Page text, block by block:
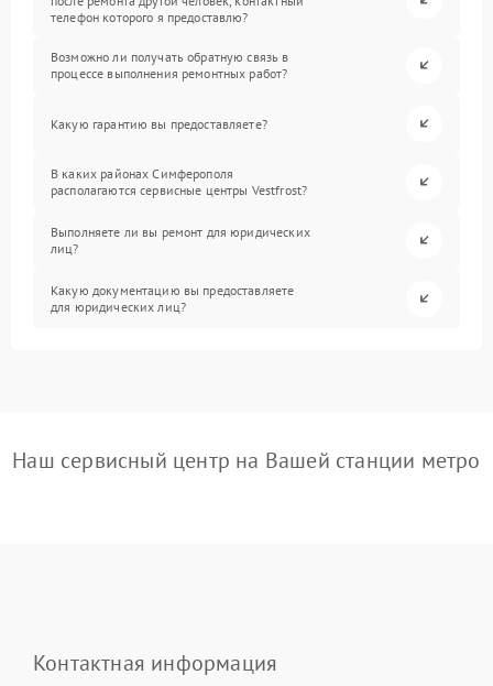
телефон которого я предоставлю?
Возможно ли получать обратную связь в
процессе выполнения ремонтных работ?
Какую гарантию вы предоставляете?
В каких районах Симферополя
располагаются сервисные центры Vestfrost?
Выполняете ли вы ремонт для юридических
лиц?
Какую документацию вы предоставляете
для юридических лиц?
Наш сервисный центр на Вашей станции метро
Контактная информация